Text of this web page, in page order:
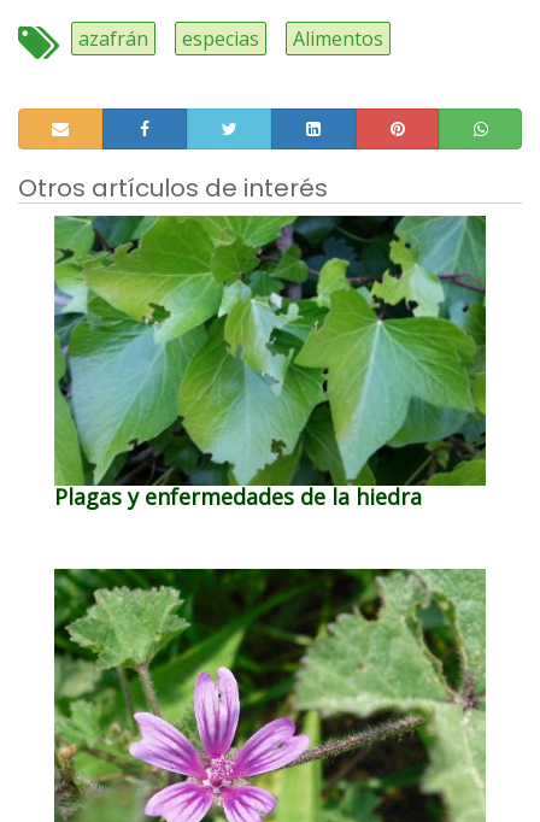
azafrán especias Alimentos
Otros artículos de interés
Plagas y enfermedades de la hiedra